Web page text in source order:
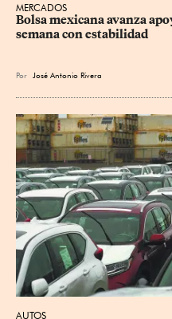
MERCADOS
Bolsa mexicana avanza
semana con estabilidad
Por José Antonio Rivera
AUTOS